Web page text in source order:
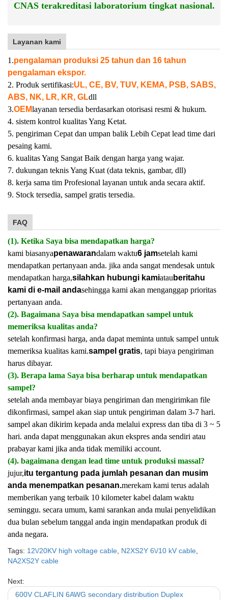
CNAS terakreditasi laboratorium tingkat nasional.
Layanan kami
1.pengalaman produksi 25 tahun dan 16 tahun
pengalaman ekspor.
2. Produk sertifikasi:UL, CE, BV, TUV, KEMA, PSB, SABS,
ABS, NK, LR, KR, GLdll
3.OEMlayanan tersedia berdasarkan otorisasi resmi & hukum.
4. sistem kontrol kualitas Yang Ketat.
5. pengiriman Cepat dan umpan balik Lebih Cepat lead time dari
pesaing kami.
6. kualitas Yang Sangat Baik dengan harga yang wajar.
7. dukungan teknis Yang Kuat (data teknis, gambar, dll)
8. kerja sama tim Profesional layanan untuk anda secara aktif.
9. Stock tersedia, sampel gratis tersedia.
FAQ
(1). Ketika Saya bisa mendapatkan harga?
kami biasanyapenawarandalam waktu6 jamsetelah kami
mendapatkan pertanyaan anda. jika anda sangat mendesak untuk
mendapatkan harga,silahkan hubungi kamiatau beritahu
kami di e-mail andasehingga kami akan menganggap prioritas
pertanyaan anda.
(2). Bagaimana Saya bisa mendapatkan sampel untuk
memeriksa kualitas anda?
setelah konfirmasi harga, anda dapat meminta untuk sampel untuk
memeriksa kualitas kami.sampel gratis, tapi biaya pengiriman
harus dibayar.
(3). Berapa lama Saya bisa berharap untuk mendapatkan
sampel?
setelah anda membayar biaya pengiriman dan mengirimkan file
dikonfirmasi, sampel akan siap untuk pengiriman dalam 3-7 hari.
sampel akan dikirim kepada anda melalui express dan tiba di 3 ~ 5
hari. anda dapat menggunakan akun ekspres anda sendiri atau
prabayar kami jika anda tidak memiliki account.
(4). bagaimana dengan lead time untuk produksi massal?
jujur,itu tergantung pada jumlah pesanan dan musim
anda menempatkan pesanan.merekam kami terus adalah
memberikan yang terbaik 10 kilometer kabel dalam waktu
seminggu. secara umum, kami sarankan anda mulai penyelidikan
dua bulan sebelum tanggal anda ingin mendapatkan produk di
anda negara.
Tags: 12\/20KV high voltage cable N2XS2Y 6\/10 kV cable
NA2XS2Y cable
Next:
600V CLAFLIN 6AWG secondary distribution Duplex